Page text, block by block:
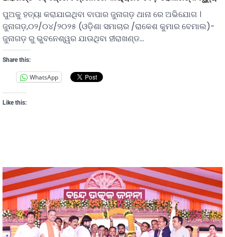
ପୁଅକୁ ହତ୍ୟା କରାଯାଇଥିବା ବାପାର ଜୁନାଗଡ଼ ଥାନା ରେ ଅଭିଯୋଗ ।
ଜୁନାଗଡ଼,୦୨/୦୪/୨୦୨୫ (ଓଡ଼ିଶା ସମାଚାର /ରାକେଶ କୁମାର ବେମାଲ)-
ଜୁନାଗଡ଼ ରୁ ଭୁବନେଶ୍ୱର ଯାଉଥିବା ହୀରାଖଣ୍ଡ…
Share this:
WhatsApp
Like this: